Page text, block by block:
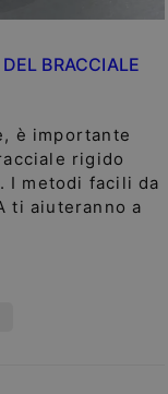
BRACCIALE
è importante
rigido
I metodi facili da
ti aiuteranno a